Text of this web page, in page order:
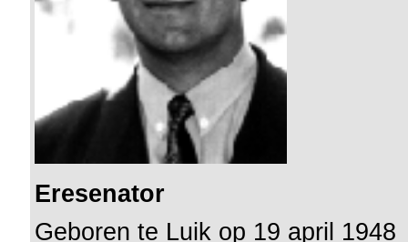
Eresenator
Geboren te Luik op 19 april 1948